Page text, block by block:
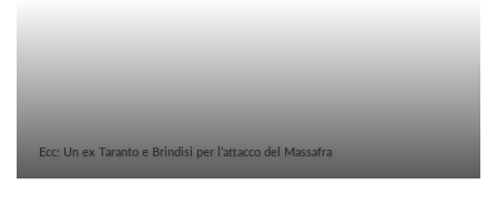
Ecc: Un ex Taranto e Brindisi per l’attacco del Massafra